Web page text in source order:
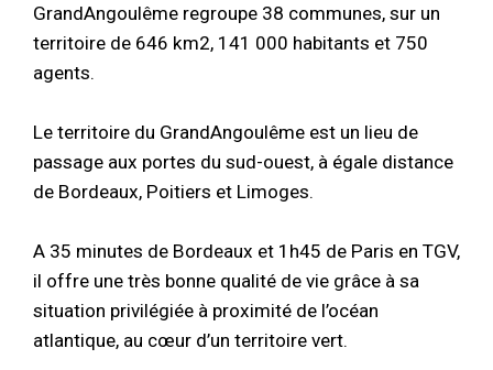
GrandAngoulême regroupe 38 communes, sur un
territoire de 646 km2, 141 000 habitants et 750
agents.
Le territoire du GrandAngoulême est un lieu de
passage aux portes du sud-ouest, à égale distance
de Bordeaux, Poitiers et Limoges.
A 35 minutes de Bordeaux et 1h45 de Paris en TGV,
il offre une très bonne qualité de vie grâce à sa
situation privilégiée à proximité de l’océan
atlantique, au cœur d’un territoire vert.